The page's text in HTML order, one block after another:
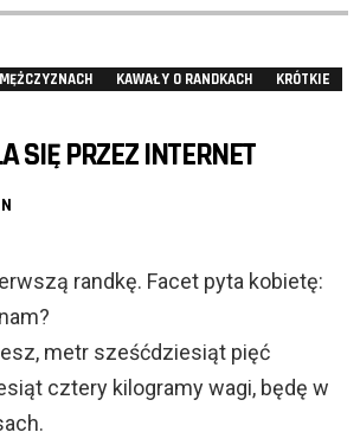
KAWAŁY O RANDKACH
KRÓTKIE
SIĘ PRZEZ INTERNET
randkę. Facet pyta kobietę:
metr sześćdziesiąt pięć
cztery kilogramy wagi, będę w